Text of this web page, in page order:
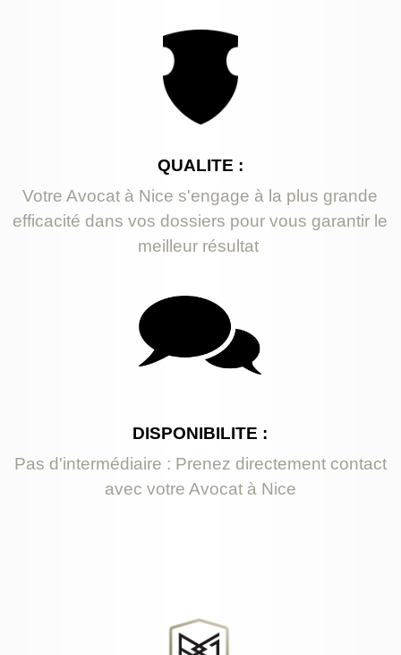
QUALITE :
Votre Avocat à Nice s'engage à la plus grande
efficacité dans vos dossiers pour vous garantir le
meilleur résultat
DISPONIBILITE :
Pas d'intermédiaire : Prenez directement contact
avec votre Avocat à Nice